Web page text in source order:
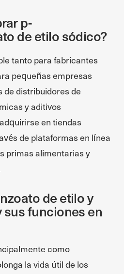
p-
de etilo sódico?
tanto para fabricantes
pequeñas empresas
de distribuidores de
y aditivos
en tiendas
de plataformas en línea
primas alimentarias y
de etilo y
sus funciones en
como
la vida útil de los